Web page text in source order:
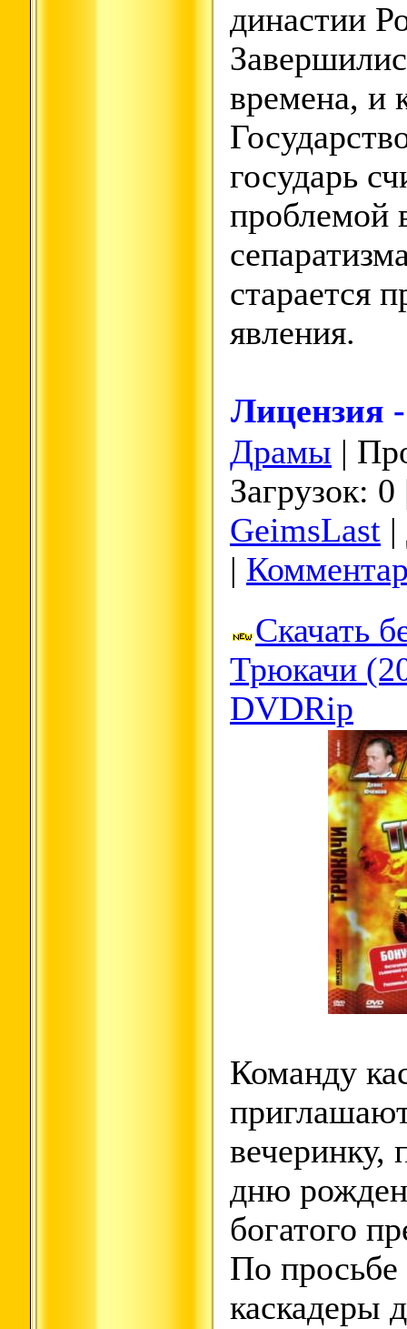
династии
времена, и
государь
проблемой
старается
явления.
Лицензия
Драмы |
Загрузок:
GeimsLast
|
Скачать
Трюкачи
DVDRip
Команду
дню
богатого
По
каскадеры